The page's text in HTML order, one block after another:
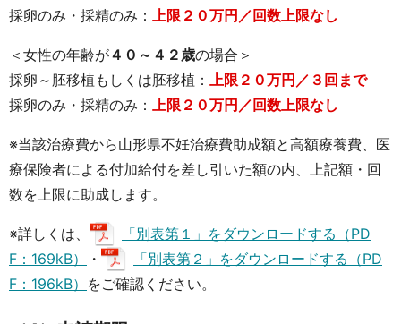
採卵のみ・採精のみ：
上限２０万円／回数上限なし
＜女性の年齢が４０～４２歳の場合＞
採卵～胚移植もしくは胚移植：
上限２０万円／３ 回まで
採卵のみ・採精のみ：
上限２０万円／回数上限なし
※当該治療費から山形県不妊治療費助成額と高額療養費、医
療保険者による付加給付を差し引いた額の内、上記額・回
数を上限に助成します。
※詳しくは、
「別表第１」をダウンロードする（PD
F：169kB）
・
「別表第２」をダウンロードする（PD
F：196kB） をご確認ください。